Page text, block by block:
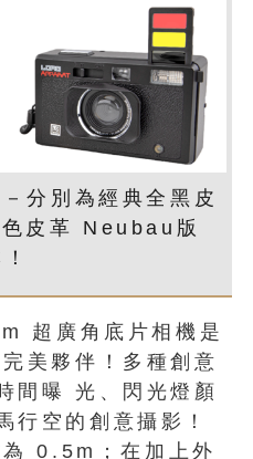
分別為經典全黑皮
皮革 Neubau版
超廣角底片相機是
美夥伴！多種創意
間曝 光、閃光燈顏
行空的創意攝影！
0.5m；在加上外